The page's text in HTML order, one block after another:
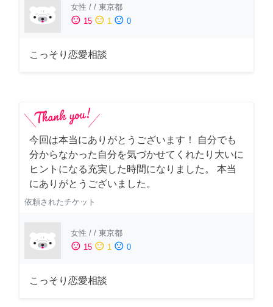
女性 / / 東京都
sentiment_satisfied 15 sentiment_neutral 1 sentiment_dissatisfied 0
こっそり恋愛相談
今回は本当にありがとうございます！ 自分でも
分からなかった自分を気づかせてくれたり大いに
ヒントになる充実した時間になりました。 本当
にありがとうございました。
依頼されたチケット
女性 / / 東京都
sentiment_satisfied 15 sentiment_neutral 1 sentiment_dissatisfied 0
こっそり恋愛相談